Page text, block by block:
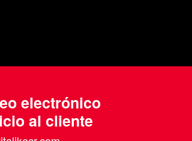
electrónico
al cliente